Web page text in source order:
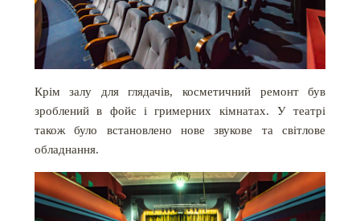
Крім залу для глядачів, косметичний ремонт був
зроблений в фойє і гримерних кімнатах. У театрі
також було встановлено нове звукове та світлове
обладнання.